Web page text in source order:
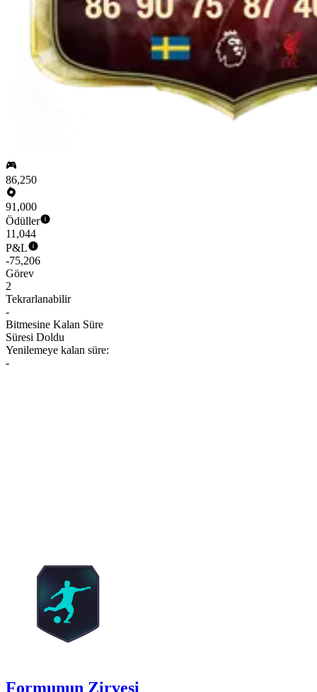
86,250
91,000
Ödüller
11,044
P&L
-75,206
Görev
2
Tekrarlanabilir
-
Bitmesine Kalan Süre
Süresi Doldu
Yenilemeye kalan süre:
-
Formunun Zirvesi